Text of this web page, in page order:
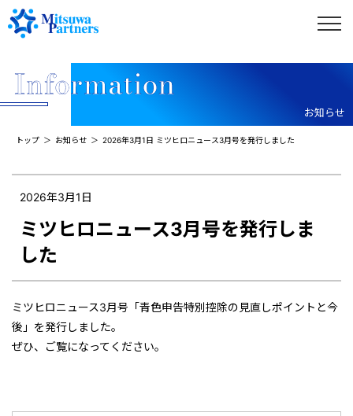
お知らせ
トップ お知らせ 2026年3月1日 ミツヒロニュース3月号を発行しました
2026年3月1日
ミツヒロニュース3月号を発行しま
した
ミツヒロニュース3月号「青色申告特別控除の見直しポイントと今
後」を発行しました。
ぜひ、ご覧になってください。